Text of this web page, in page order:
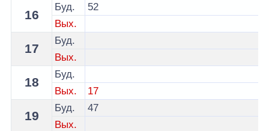
16
Буд.
52
Вых.
17
Буд.
Вых.
18
Буд.
Вых.
17
19
Буд.
47
Вых.